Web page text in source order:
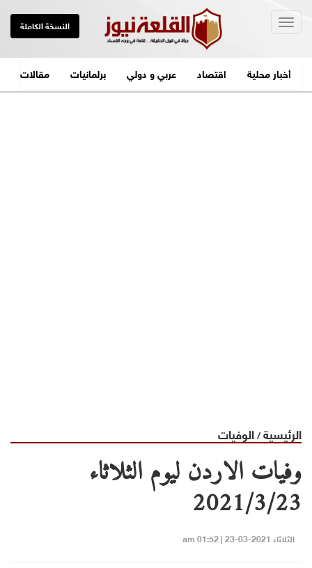
النسخة الكاملة
أخبار محلية اقتصاد عربي و دولي برلمانيات مقالات
الرئيسية/الوفيات
وفيات الاردن ليوم الثلاثاء
2021/3/23
الثلاثاء 2021-03-23 | 01:52 am